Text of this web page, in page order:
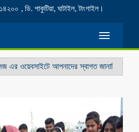
, ডি. পাকুটিয়া, ঘাটাইল, টাংগাইল।
Toggle
আপনাদের স্বাগত জানাচ্ছি